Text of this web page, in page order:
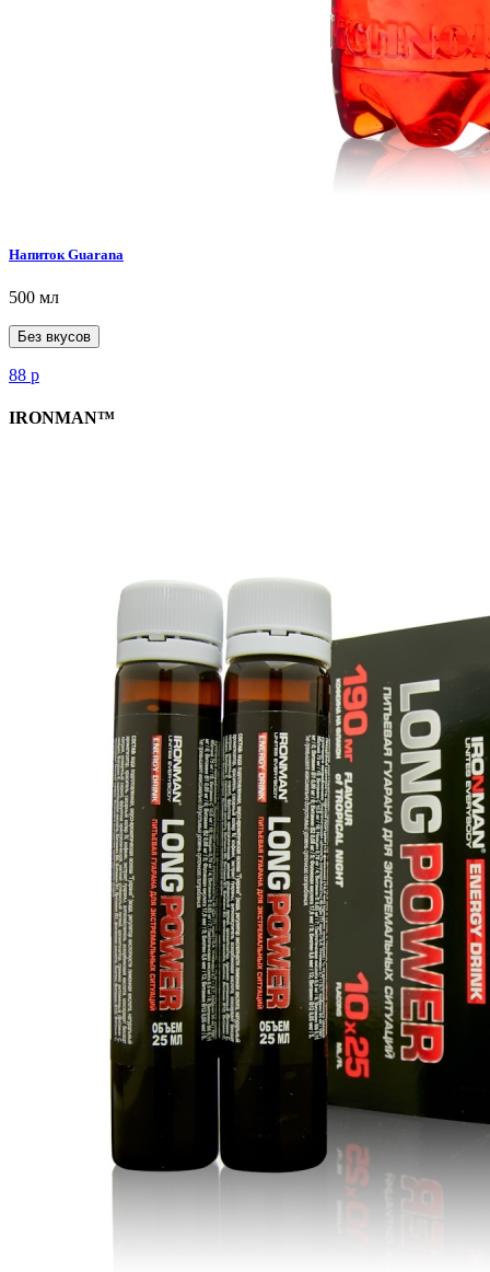
Напиток Guarana
500 мл
Без вкусов
88 р
IRONMAN™